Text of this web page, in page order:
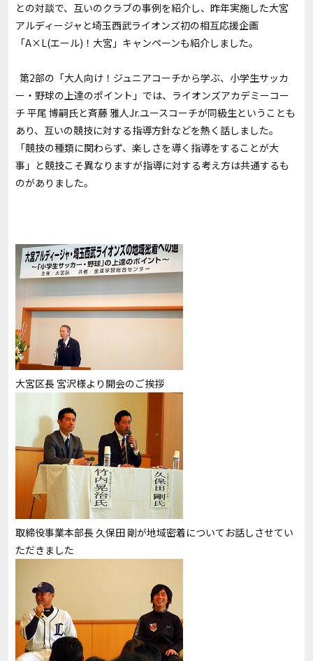
との対談で、互いのクラブの事例を紹介し、昨年実施した大宮
アルディージャと埼玉西武ライオンズ初の相互応援企画
「A×L(エール)！大宮」キャンペーンも紹介しました。
第2部の「大人向け！ジュニアコーチから学ぶ、小学生サッカ
ー・野球の上達のポイント」では、ライオンズアカデミーコー
チ 平尾 博嗣氏と斉藤 雅人Jr.ユースコーチが同級生ということも
あり、互いの競技に対する指導方針などを熱く話しました。
「競技の種類に関わらず、楽しさを導く指導をすることが大
事」と競技こそ異なりますが指導に対する考え方は共通するも
のがありました。
大宮区長 宮沢様より開会のご挨拶
取締役事業本部長 久保田 剛が地域密着についてお話しさせてい
ただきました